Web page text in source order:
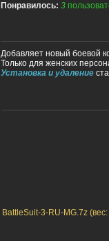
Понравилось: 3
Добавляет новый боевой
Только для женских
Установка и удаление
BattleSuit-3-RU-MG.7z